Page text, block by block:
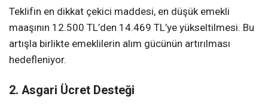
Teklifin en dikkat çekici maddesi, en düşük emekli
maaşının 12.500 TL’den 14.469 TL’ye yükseltilmesi. Bu
artışla birlikte emeklilerin alım gücünün artırılması
hedefleniyor.
2. Asgari Ücret Desteği